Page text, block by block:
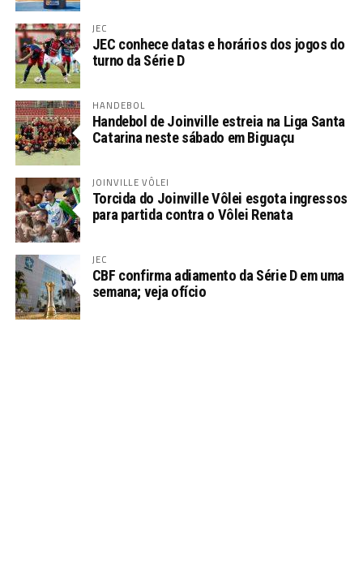
JEC
JEC conhece datas e horários dos jogos do
turno da Série D
HANDEBOL
Handebol de Joinville estreia na Liga Santa
Catarina neste sábado em Biguaçu
JOINVILLE VÔLEI
Torcida do Joinville Vôlei esgota ingressos
para partida contra o Vôlei Renata
JEC
CBF confirma adiamento da Série D em uma
semana; veja ofício